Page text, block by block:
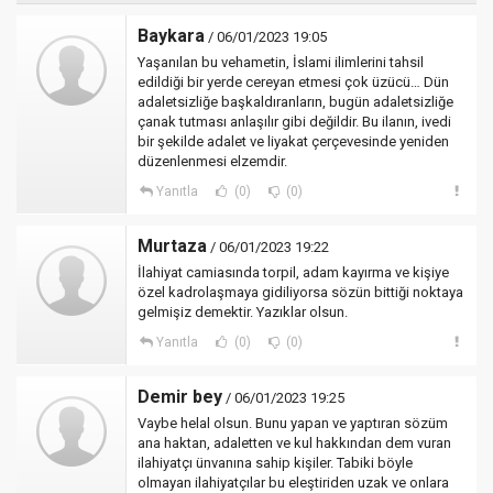
Baykara / 06/01/2023 19:05
Yaşanılan bu vehametin, İslami ilimlerini tahsil
edildiği bir yerde cereyan etmesi çok üzücü… Dün
adaletsizliğe başkaldıranların, bugün adaletsizliğe
çanak tutması anlaşılır gibi değildir. Bu ilanın, ivedi
bir şekilde adalet ve liyakat çerçevesinde yeniden
düzenlenmesi elzemdir.
Yanıtla (0) (0)
Murtaza / 06/01/2023 19:22
İlahiyat camiasında torpil, adam kayırma ve kişiye
özel kadrolaşmaya gidiliyorsa sözün bittiği noktaya
gelmişiz demektir. Yazıklar olsun.
Yanıtla (0) (0)
Demir bey / 06/01/2023 19:25
Vaybe helal olsun. Bunu yapan ve yaptıran sözüm
ana haktan, adaletten ve kul hakkından dem vuran
ilahiyatçı ünvanına sahip kişiler. Tabiki böyle
olmayan ilahiyatçılar bu eleştiriden uzak ve onlara